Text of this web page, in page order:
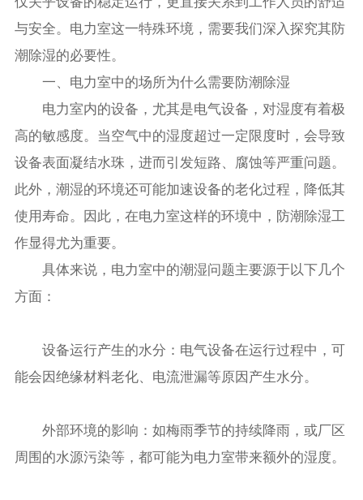
与安全。电力室这一特殊环境，需要我们深入探究其防
潮除湿的必要性。
一、电力室中的场所为什么需要防潮除湿
电力室内的设备，尤其是电气设备，对湿度有着极
高的敏感度。当空气中的湿度超过一定限度时，会导致
设备表面凝结水珠，进而引发短路、腐蚀等严重问题。
此外，潮湿的环境还可能加速设备的老化过程，降低其
使用寿命。因此，在电力室这样的环境中，防潮除湿工
作显得尤为重要。
具体来说，电力室中的潮湿问题主要源于以下几个
方面：
设备运行产生的水分：电气设备在运行过程中，可
能会因绝缘材料老化、电流泄漏等原因产生水分。
外部环境的影响：如梅雨季节的持续降雨，或厂区
周围的水源污染等，都可能为电力室带来额外的湿度。